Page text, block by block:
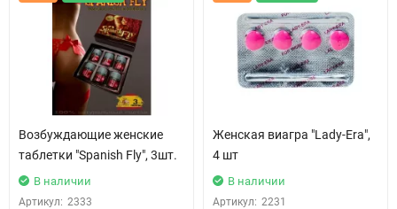
Возбуждающие женские
таблетки "Spanish Fly", 3шт.
В наличии
Артикул: 2333
Женская виагра "Lady-Era",
4 шт
В наличии
Артикул: 2231